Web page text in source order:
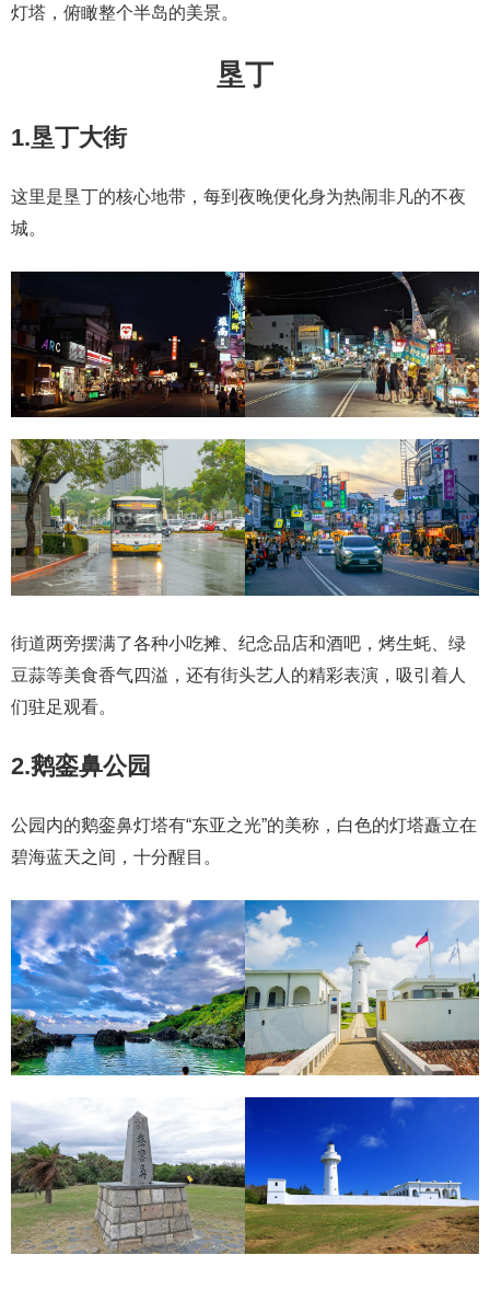
灯塔，俯瞰整个半岛的美景。
垦丁
1.垦丁大街
这里是垦丁的核心地带，每到夜晚便化身为热闹非凡的不夜
城。
街道两旁摆满了各种小吃摊、纪念品店和酒吧，烤生蚝、绿
豆蒜等美食香气四溢，还有街头艺人的精彩表演，吸引着人
们驻足观看。
2.鹅銮鼻公园
公园内的鹅銮鼻灯塔有“东亚之光”的美称，白色的灯塔矗立在
碧海蓝天之间，十分醒目。